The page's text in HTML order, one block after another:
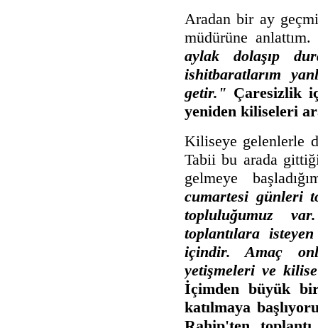
Aradan bir ay
müdürüne
aylak dolaşıp
ishitbaratlarım
getir." Çaresizlik
yeniden kiliseleri
Kiliseye gelenlerle
Tabii bu arada
gelmeye
cumartesi günleri
topluluğumuz
toplantılara
içindir. Amaç
yetişmeleri ve
İçimden büyük
katılmaya